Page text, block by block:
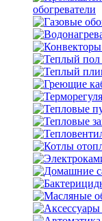
обогреватели